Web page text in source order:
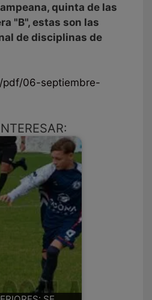
quinta de las
"B", estas son las
de disciplinas de
pdf/06-septiembre-